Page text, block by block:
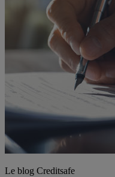
Le blog Creditsafe